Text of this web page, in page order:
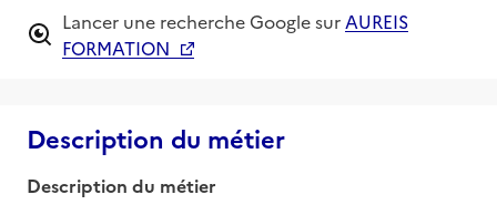
Lancer une recherche Google sur AUREIS
FORMATION
Description du métier
Description du métier